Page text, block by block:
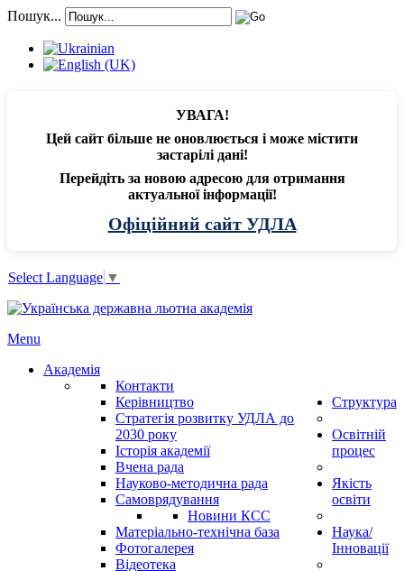
Пошук...
УВАГА!
Цей сайт більше не оновлюється і може містити
застарілі дані!
Перейдіть за новою адресою для отримання
актуальної інформації!
Офіційний сайт УДЛА
Select Language ▼
Menu
Академія
Контакти
Керівництво
Стратегія розвитку УДЛА до
2030 року
Історія академії
Вчена рада
Науково-методична рада
Самоврядування
Новини КСС
Матеріально-технічна база
Фотогалерея
Відеотека
Структура
Освітній
процес
Якість
освіти
Наука/
Інновації